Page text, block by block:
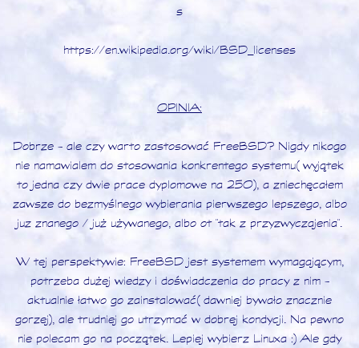
s
https://en.wikipedia.org/wiki/BSD_licenses
OPINIA:
Dobrze - ale czy warto zastosować FreeBSD? Nigdy nikogo
nie namawialem do stosowania konkrentego systemu (wyjątek
to jedna czy dwie prace dyplomowe na 250), a zniechęcałem
zawsze do bezmyślnego wybierania pierwszego lepszego, albo
juz znanego / już używanego, albo ot "tak z przyzwyczajenia".
W tej perspektywie: FreeBSD jest systemem wymagającym,
potrzeba dużej wiedzy i doświadczenia do pracy z nim -
aktualnie łatwo go zainstalować (dawniej bywało znacznie
gorzej), ale trudniej go utrzymać w dobrej kondycji. Na pewno
nie polecam go na początek. Lepiej wybierz Linuxa :) Ale gdy